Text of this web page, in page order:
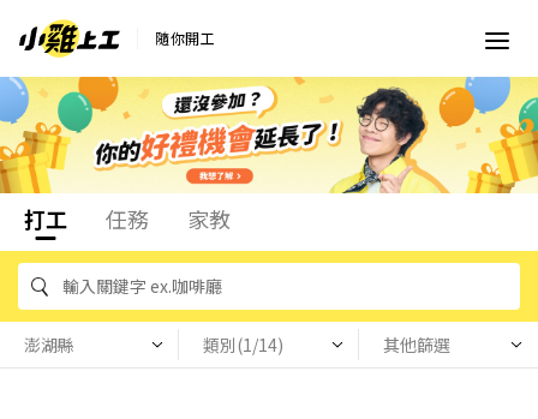
隨你開工
打工 任務 家教
澎湖縣 類別(1/14) 其他篩選